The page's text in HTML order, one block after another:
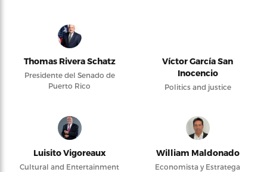
Thomas Rivera Schatz
Presidente del Senado de
Puerto Rico
Víctor García San
Inocencio
Politics and justice
Luisito Vigoreaux
Cultural and Entertainment
William Maldonado
Economista y Estratega